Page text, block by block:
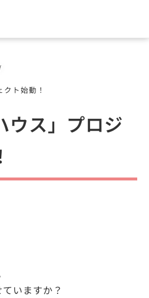
ト始動！
ウス」プロジ
いますか？